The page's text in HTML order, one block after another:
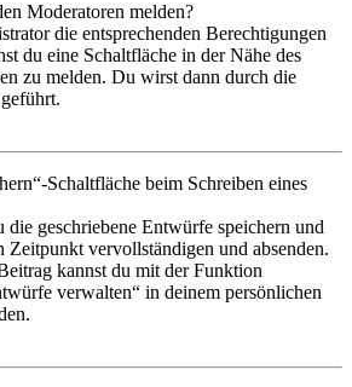
Moderatoren melden?
die entsprechenden Berechtigungen
du eine Schaltfläche in der Nähe des
zu melden. Du wirst dann durch die
Schaltfläche beim Schreiben eines
die geschriebene Entwürfe speichern und
Zeitpunkt vervollständigen und absenden.
kannst du mit der Funktion
verwalten“ in deinem persönlichen